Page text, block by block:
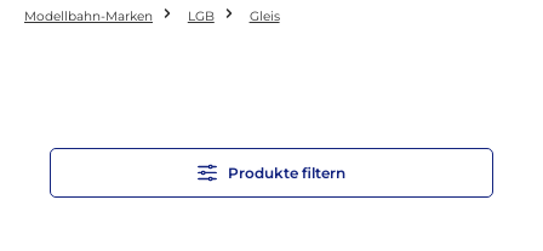
Modellbahn-Marken LGB Gleis
Produkte filtern